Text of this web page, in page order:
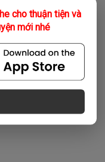
cho thuận tiện và
mới nhé